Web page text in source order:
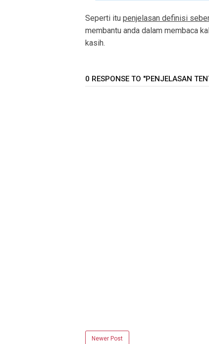
Seperti itu penjelasan definisi
membantu anda dalam membaca
kasih.
0 RESPONSE TO "PENJELASAN
Newer Post